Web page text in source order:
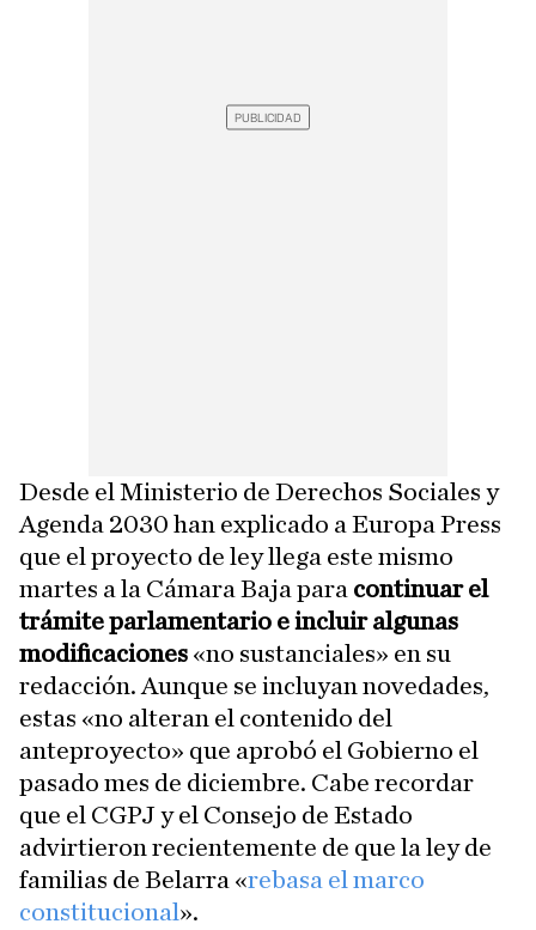
Desde el Ministerio de Derechos Sociales y
Agenda 2030 han explicado a Europa Press
que el proyecto de ley llega este mismo
martes a la Cámara Baja para continuar el
trámite parlamentario e incluir algunas
modificaciones «no sustanciales» en su
redacción. Aunque se incluyan novedades,
estas «no alteran el contenido del
anteproyecto» que aprobó el Gobierno el
pasado mes de diciembre. Cabe recordar
que el CGPJ y el Consejo de Estado
advirtieron recientemente de que la ley de
familias de Belarra «rebasa el marco
constitucional ».